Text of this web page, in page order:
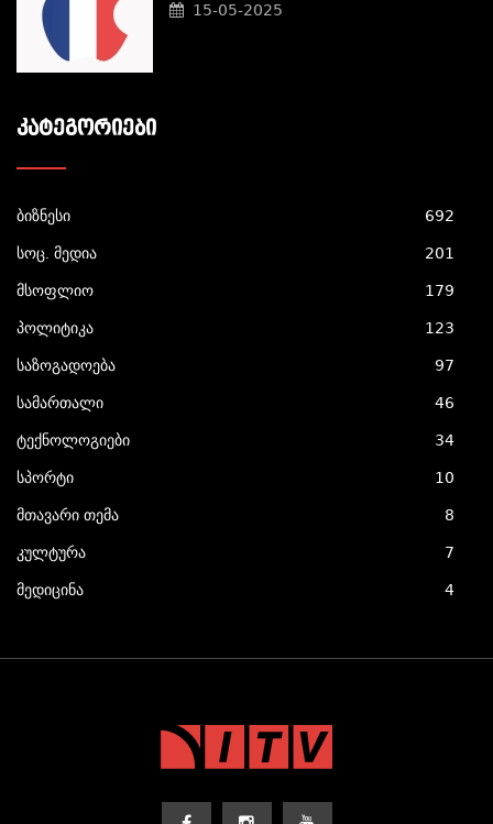
15-05-2025
ᲙᲐᲢᲔᲒᲝᲠᲘᲔᲑᲘ
ბიზნესი 692
სოც. მედია 201
მსოფლიო 179
პოლიტიკა 123
საზოგადოება 97
სამართალი 46
ტექნოლოგიები 34
სპორტი 10
მთავარი თემა 8
კულტურა 7
მედიცინა 4